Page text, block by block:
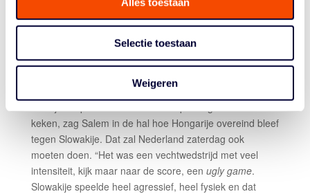
Selectie toestaan
Weigeren
ze automatisch derde en gaan ze niet naar het EK.
rekenen of we bij de vijf beste nummers twee horen. We
weten waar we aan toe zijn. Dit is wat het is. Alleen een
zege brengt ons naar het EK.”
keken, zag Salem in de hal hoe Hongarije overeind bleef
tegen Slowakije. Dat zal Nederland zaterdag ook
moeten doen. “Het was een vechtwedstrijd met veel
intensiteit, kijk maar naar de score, een ugly game.
Slowakije speelde heel agressief, heel fysiek en dat